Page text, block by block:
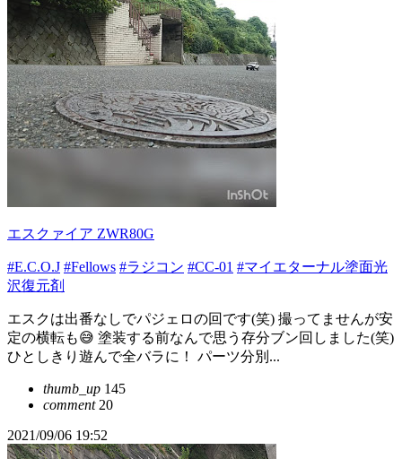
エスクァイア ZWR80G
#E.C.O.J #Fellows #ラジコン #CC-01 #マイエターナル塗面光
沢復元剤
エスクは出番なしでパジェロの回です(笑) 撮ってませんが安
定の横転も😅 塗装する前なんで思う存分ブン回しました(笑)
ひとしきり遊んで全バラに！ パーツ分別...
thumb_up 145
comment20
2021/09/06 19:52